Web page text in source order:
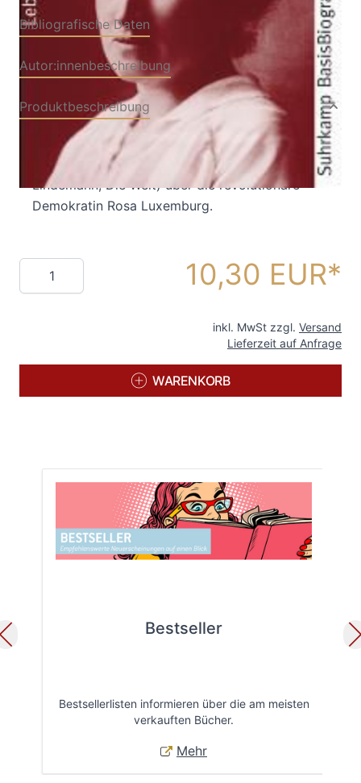
Bibliografische Daten
Autor:innenbeschreibung
Produktbeschreibung
Dietmar Dath, »der produktivste und radikalste
Schriftsteller Deutschlands« (Thomas
Lindemann, Die Welt) über die revolutionäre
Demokratin Rosa Luxemburg.
Menge 10,30 EUR
inkl. MwSt zzgl. Versand
Lieferzeit auf Anfrage
WARENKORB
Bestseller
Bestsellerlisten informieren über die am meisten
verkauften Bücher.
Mehr